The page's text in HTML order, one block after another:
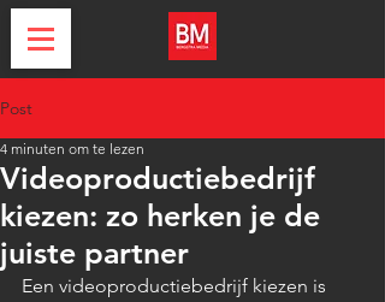
Post
Videoproductiebedrijf
kiezen: zo herken je de
juiste partner
4 minuten om te lezen
Een videoproductiebedrijf kiezen is